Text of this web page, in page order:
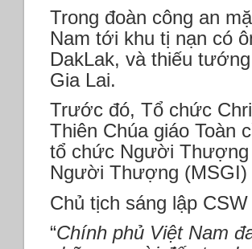
Trong đoàn công an
Nam tới khu tị nạn có
DakLak, và thiếu
Gia Lai.
Trước đó, Tổ chức
Thiên Chúa giáo Toàn
tổ chức Người
Người Thượng
Chủ tịch sáng lập
“Chính phủ Việt Nam